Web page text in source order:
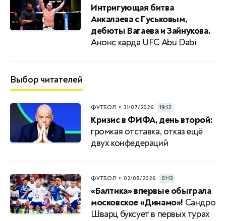
Интригующая битва
Анкалаева с Гуськовым,
дебюты Вагаева и Зайнукова.
Анонс карда UFC Abu Dabi
Выбор читателей
ФУТБОЛ • 31/07/2026 19:12
Кризис в ФИФА, день второй:
громкая отставка, отказ ещё
двух конфедераций
ФУТБОЛ • 02/08/2026 01:13
«Балтика» впервые обыграла
московское «Динамо»! Сандро
Шварц буксует в первых турах